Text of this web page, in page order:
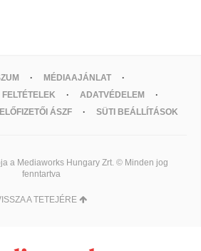
MÉDIAAJÁNLAT
ADATVÉDELEM
ELŐFIZETŐI ÁSZF SÜTI BEÁLLÍTÁSOK
a Mediaworks Hungary Zrt. © Minden jog
fenntartva
A TETEJÉRE